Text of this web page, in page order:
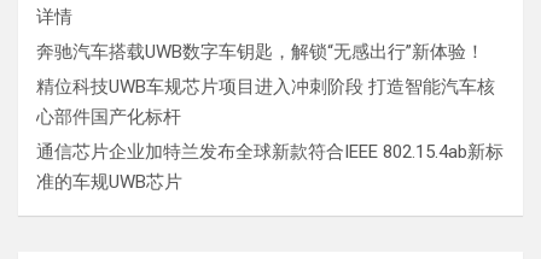
详情
奔驰汽车搭载UWB数字车钥匙，解锁“无感出行”新体验！
精位科技UWB车规芯片项目进入冲刺阶段 打造智能汽车核
心部件国产化标杆
通信芯片企业加特兰发布全球新款符合IEEE 802.15.4ab新标
准的车规UWB芯片